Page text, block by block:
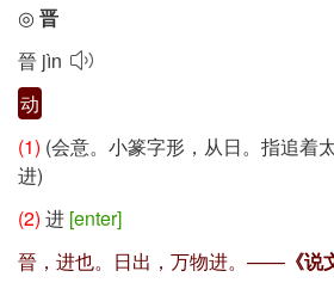
◎ 晋
晉 jìn
动
(1) (会意。小篆字形，从日。指追着
进)
(2) 进 [enter]
晉，进也。日出，万物进。—— 《说